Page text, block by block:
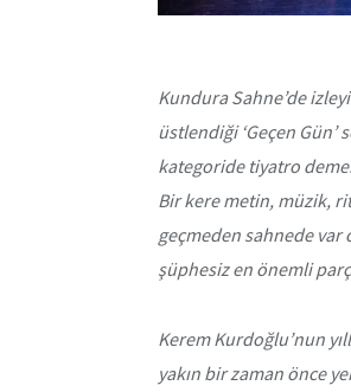
Kundura Sahne’de
üstlendiği ‘Geçen Gün’
kategoride tiyatro
Bir kere metin, müzik,
geçmeden sahnede var
şüphesiz en önemli
Kerem Kurdoğlu’nun
yakın bir zaman önce